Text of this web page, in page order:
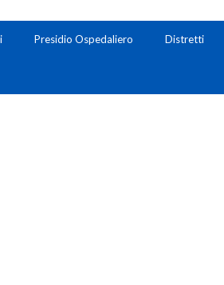
Presidio Ospedaliero Distretti